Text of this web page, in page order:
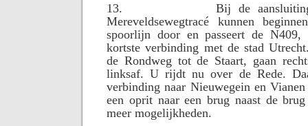
13.
Bij de
Mereveldsewegtracé kunnen
spoorlijn door en passeert de N409,
kortste verbinding met de stad
de Rondweg tot de Staart, gaan
linksaf. U rijdt nu over de Rede.
verbinding naar Nieuwegein en
een oprit naar een brug naast de
meer mogelijkheden.